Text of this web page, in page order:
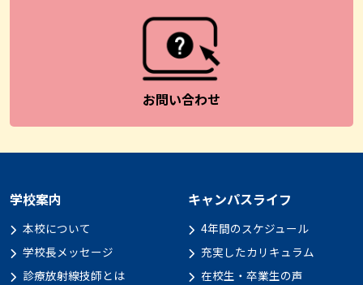
お問い合わせ
学校案内
本校について
学校長メッセージ
診療放射線技師とは
キャンパスライフ
4年間のスケジュール
充実したカリキュラム
在校生・卒業生の声